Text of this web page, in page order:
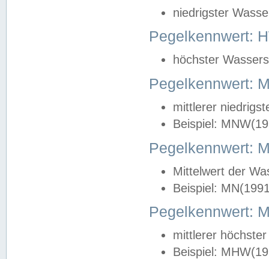
niedrigster
Pegelkennwert:
höchster
Pegelkennwert:
mittlerer
Beispiel:
Pegelkennwert:
Mittelwert der
Beispiel:
Pegelkennwert:
mittlerer
Beispiel: